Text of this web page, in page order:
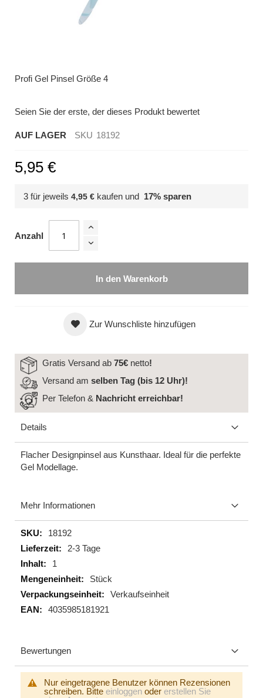
der
Profi Gel Pinsel Größe 4
Seien Sie der erste, der dieses Produkt bewertet
AUF LAGER SKU 18192
5,95 €
3 für jeweils 4,95 € kaufen und 17% sparen
Anzahl
In den Warenkorb
Zur Wunschliste hinzufügen
Gratis Versand ab 75€ netto!
Versand am selben Tag (bis 12 Uhr)!
Per Telefon & Nachricht erreichbar!
Details
Flacher Designpinsel aus Kunsthaar. Ideal für die perfekte
Gel Modellage.
Mehr Informationen
Mehr
Informationen
18192
2-3 Tage
1
Stück
Verkaufseinheit
4035985181921
Bewertungen
Nur eingetragene Benutzer können Rezensionen
schreiben. Bitte einloggen oder erstellen Sie